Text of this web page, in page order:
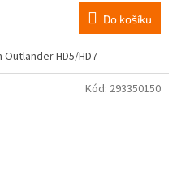
Do košíku
HD5/HD7
Kód: 293350150